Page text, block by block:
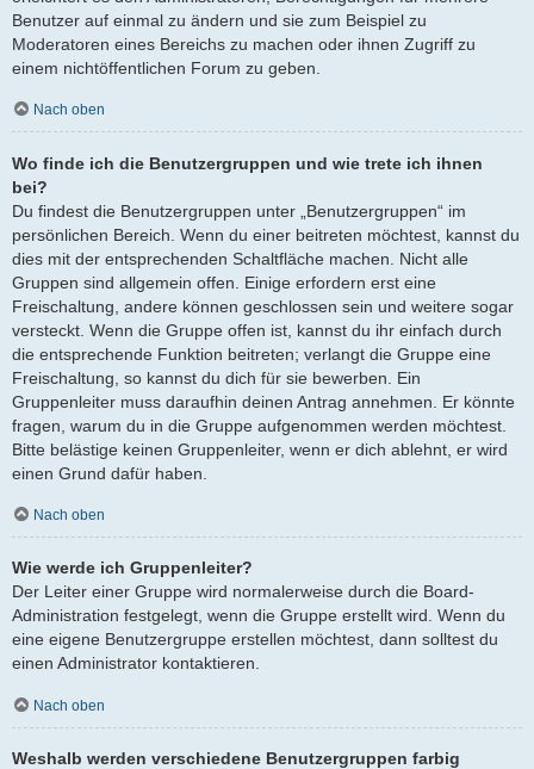
Benutzer auf einmal zu ändern und sie zum Beispiel zu
Moderatoren eines Bereichs zu machen oder ihnen Zugriff zu
einem nichtöffentlichen Forum zu geben.
Nach oben
Wo finde ich die Benutzergruppen und wie trete ich ihnen
bei?
Du findest die Benutzergruppen unter „Benutzergruppen“ im
persönlichen Bereich. Wenn du einer beitreten möchtest, kannst du
dies mit der entsprechenden Schaltfläche machen. Nicht alle
Gruppen sind allgemein offen. Einige erfordern erst eine
Freischaltung, andere können geschlossen sein und weitere sogar
versteckt. Wenn die Gruppe offen ist, kannst du ihr einfach durch
die entsprechende Funktion beitreten; verlangt die Gruppe eine
Freischaltung, so kannst du dich für sie bewerben. Ein
Gruppenleiter muss daraufhin deinen Antrag annehmen. Er könnte
fragen, warum du in die Gruppe aufgenommen werden möchtest.
Bitte belästige keinen Gruppenleiter, wenn er dich ablehnt, er wird
einen Grund dafür haben.
Nach oben
Wie werde ich Gruppenleiter?
Der Leiter einer Gruppe wird normalerweise durch die Board-
Administration festgelegt, wenn die Gruppe erstellt wird. Wenn du
eine eigene Benutzergruppe erstellen möchtest, dann solltest du
einen Administrator kontaktieren.
Nach oben
Weshalb werden verschiedene Benutzergruppen farbig